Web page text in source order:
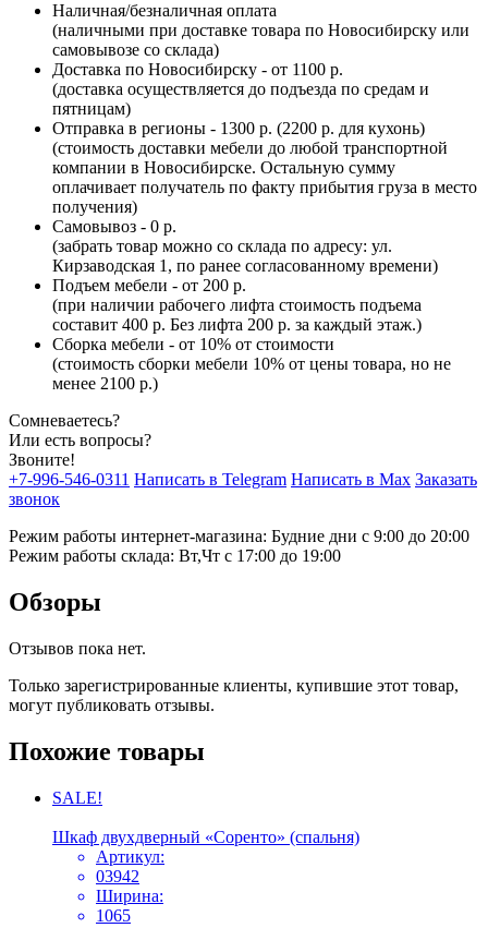
Наличная/безналичная оплата
(наличными при доставке товара по Новосибирску или
самовывозе со склада)
Доставка по Новосибирску - от 1100 р.
(доставка осуществляется до подъезда по средам и
пятницам)
Отправка в регионы - 1300 р. (2200 р. для кухонь)
(стоимость доставки мебели до любой транспортной
компании в Новосибирске. Остальную сумму
оплачивает получатель по факту прибытия груза в место
получения)
Самовывоз - 0 р.
(забрать товар можно со склада по адресу: ул.
Кирзаводская 1, по ранее согласованному времени)
Подъем мебели - от 200 р.
(при наличии рабочего лифта стоимость подъема
составит 400 р. Без лифта 200 р. за каждый этаж.)
Сборка мебели - от 10% от стоимости
(стоимость сборки мебели 10% от цены товара, но не
менее 2100 р.)
Сомневаетесь?
Или есть вопросы?
Звоните!
+7-996-546-0311 Написать в Telegram Написать в Max Заказать
звонок
Режим работы интернет-магазина: Будние дни с 9:00 до 20:00
Режим работы склада: Вт,Чт с 17:00 до 19:00
Обзоры
Отзывов пока нет.
Только зарегистрированные клиенты, купившие этот товар,
могут публиковать отзывы.
Похожие товары
SALE!
Шкаф двухдверный «Соренто» (спальня)
Артикул:
03942
Ширина:
1065